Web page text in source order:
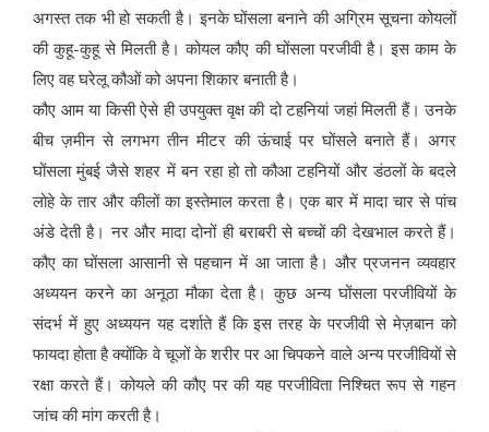
अगस्त तक भी हो सकती है। इनके घोंसला बनाने की अग्रिम सूचना कोयलों
की कुहू-कुहू से मिलती है। कोयल कौए की घोंसला परजीवी है। इस काम के
लिए वह घरेलू कौओं को अपना शिकार बनाती है।
कौए आम या किसी ऐसे ही उपयुक्त वृक्ष की दो टहनियां जहां मिलती हैं। उनके
बीच ज़मीन से लगभग तीन मीटर की ऊंचाई पर घोंसले बनाते हैं। अगर
घोंसला मुंबई जैसे शहर में बन रहा हो तो कौआ टहनियों और डंठलों के बदले
लोहे के तार और कीलों का इस्तेमाल करता है। एक बार में मादा चार से पांच
अंडे देती है। नर और मादा दोनों ही बराबरी से बच्चों की देखभाल करते हैं।
कौए का घोंसला आसानी से पहचान में आ जाता है। और प्रजनन व्यवहार
अध्ययन करने का अनूठा मौका देता है। कुछ अन्य घोंसला परजीवियों के
संदर्भ में हुए अध्ययन यह दर्शाते हैं कि इस तरह के परजीवी से मेज़बान को
फायदा होता है क्योंकि वे चूजों के शरीर पर आ चिपकने वाले अन्य परजीवियों से
रक्षा करते हैं। कोयले की कौए पर की यह परजीविता निश्चित रूप से गहन
जांच की मांग करती है।